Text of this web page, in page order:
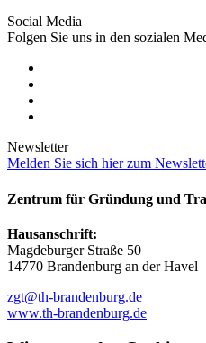
Social Media
Folgen Sie uns in den sozialen
Newsletter
Melden Sie sich hier zum
Zentrum für Gründung und
Hausanschrift:
Magdeburger Straße 50
14770 Brandenburg an der Havel
zgt@th-brandenburg.de
www.th-brandenburg.de